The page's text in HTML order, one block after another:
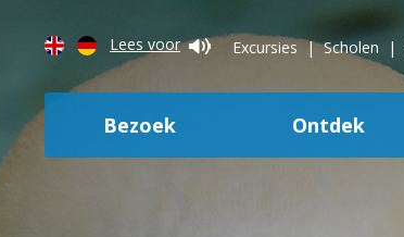
Lees voor Excursies Scholen
Bezoek Ontdek